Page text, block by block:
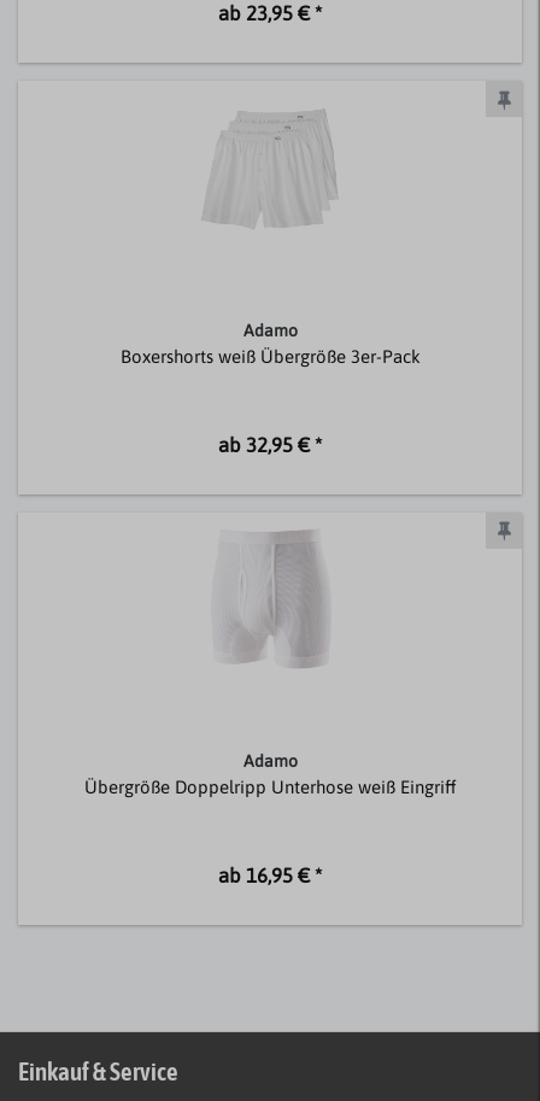
ab 23,95 € *
Adamo
Boxershorts weiß Übergröße 3er-Pack
ab 32,95 € *
Adamo
Übergröße Doppelripp Unterhose weiß Eingriff
ab 16,95 € *
Einkauf & Service